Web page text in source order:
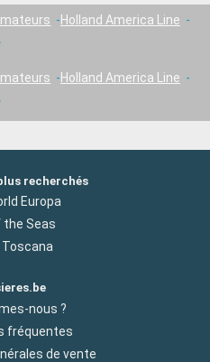
Holland America Line
Holland America Line
recherchés
Europa
the Seas
nous ?
fréquentes
de vente